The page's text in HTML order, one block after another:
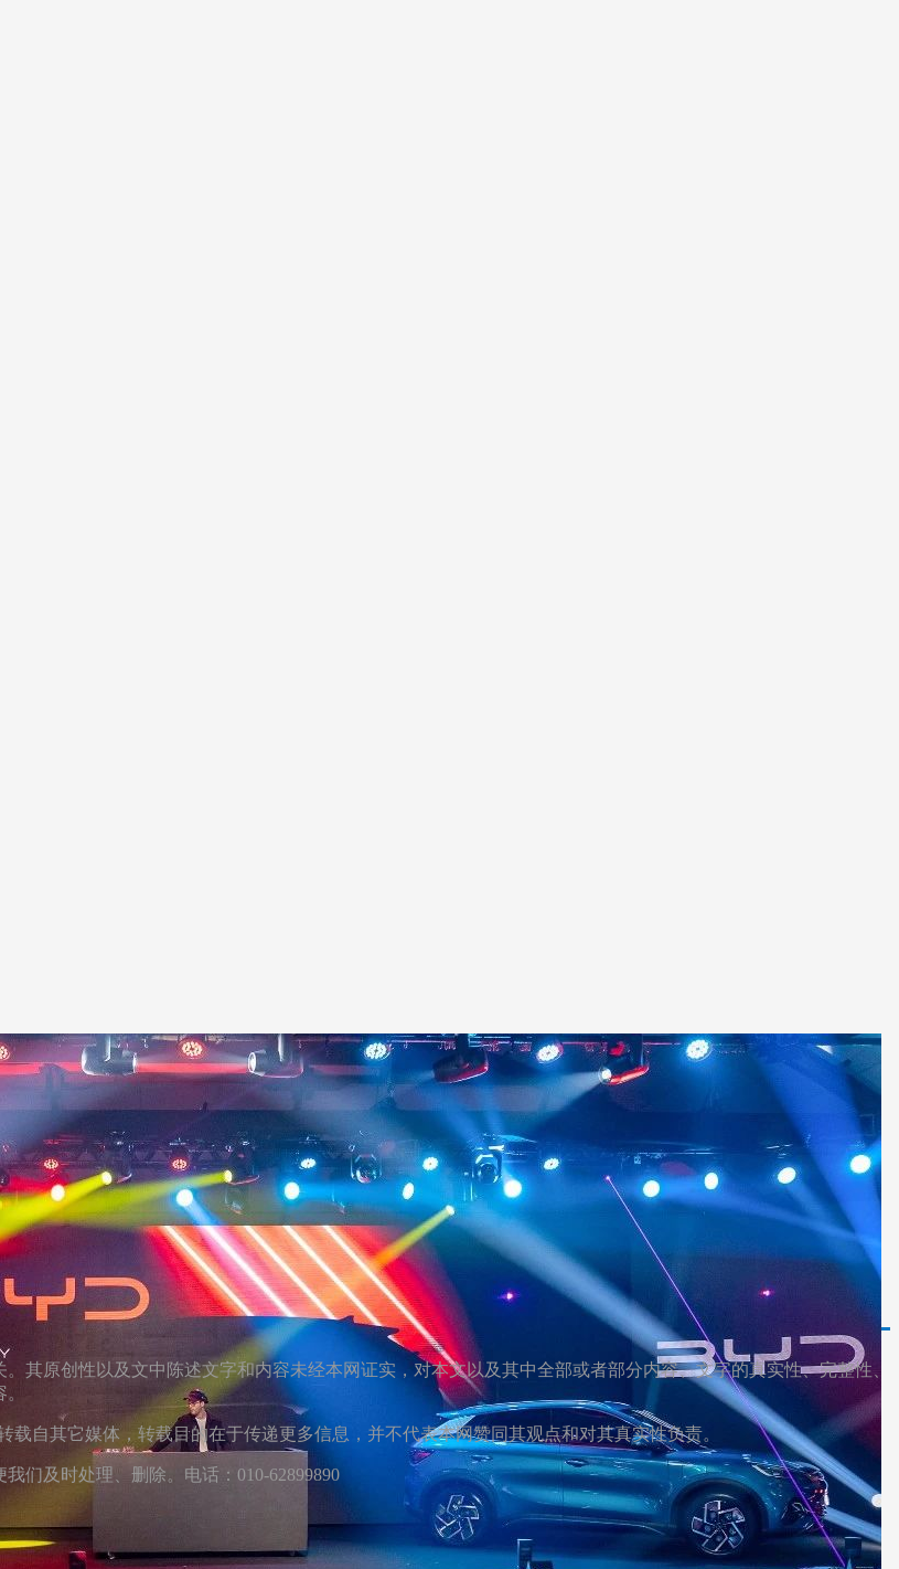
其原创性以及文中陈述文字和内容未经本网证实，对本文以及其中全部或者部分内容、文字的真实性、完整性、
自其它媒体，转载目的在于传递更多信息，并不代表本网赞同其观点和对其真实性负责。
们及时处理、删除。电话：010-62899890